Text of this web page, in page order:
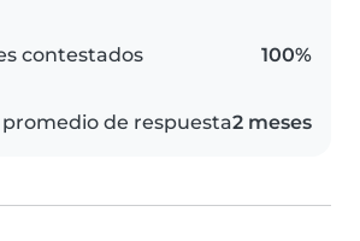
contestados 100%
de respuesta2 meses